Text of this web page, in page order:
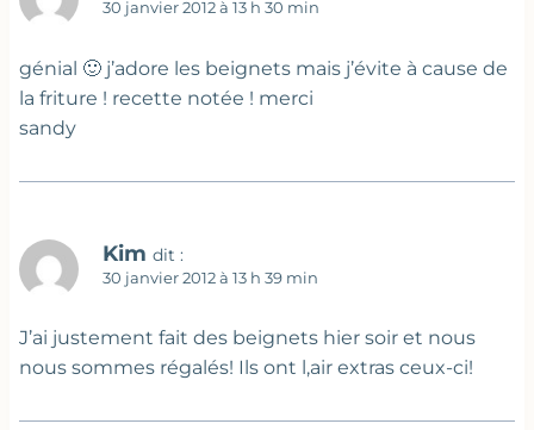
30 janvier 2012 à 13 h 30 min
génial 🙂 j’adore les beignets mais j’évite à cause de
la friture ! recette notée ! merci
sandy
Kim dit :
30 janvier 2012 à 13 h 39 min
J’ai justement fait des beignets hier soir et nous
nous sommes régalés! Ils ont l,air extras ceux-ci!